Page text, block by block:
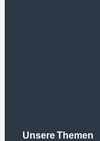
Unsere Themen